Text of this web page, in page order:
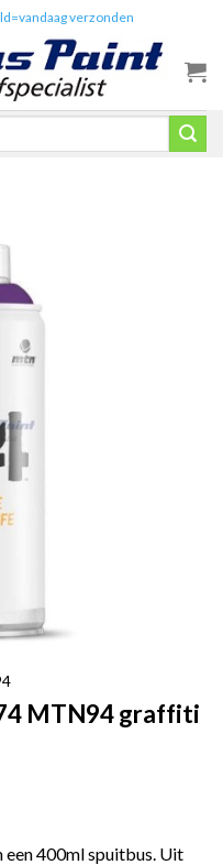
verzonden
MTN94 graffiti
400ml spuitbus. Uit